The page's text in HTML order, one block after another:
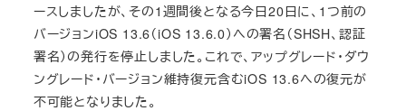
ースしましたが、その1週間後となる今日20日に、1つ前の
バージョンiOS 13.6（iOS 13.6.0）への署名（SHSH、認証
署名）の発行を停止しました。これで、アップグレード・ダウ
ングレード・バージョン維持復元含むiOS 13.6への復元が
不可能となりました。